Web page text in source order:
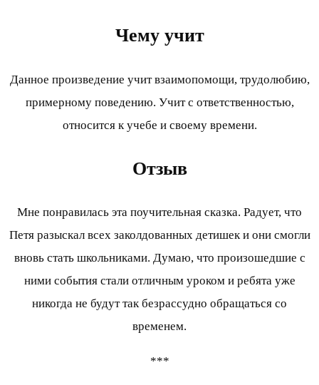
Чему учит
Данное произведение учит взаимопомощи, трудолюбию,
примерному поведению. Учит с ответственностью,
относится к учебе и своему времени.
Отзыв
Мне понравилась эта поучительная сказка. Радует, что
Петя разыскал всех заколдованных детишек и они смогли
вновь стать школьниками. Думаю, что произошедшие с
ними события стали отличным уроком и ребята уже
никогда не будут так безрассудно обращаться со
временем.
***